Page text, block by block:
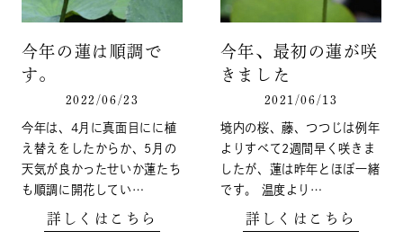
今年の蓮は順調で
す。
2022/06/23
今年は、4月に真面目にに植
え替えをしたからか、5月の
天気が良かったせいか蓮たち
も順調に開花してい…
詳しくはこちら
今年、最初の蓮が咲
きました
2021/06/13
境内の桜、藤、つつじは例年
よりすべて2週間早く咲きま
したが、蓮は昨年とほぼ一緒
です。 温度より…
詳しくはこちら